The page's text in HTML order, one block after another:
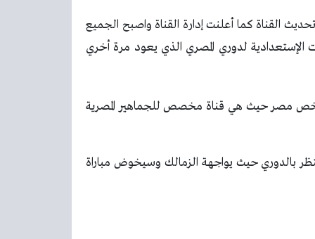
القناة كما أعلنت إدارة القناة واصبح الجميع
الإستعدادية لدوري المصري الذي يعود مرة أخري
مصر حيث هي قناة مخصص للجماهير المصرية
بالدوري حيث يواجهة الزمالك وسيخوض مباراة